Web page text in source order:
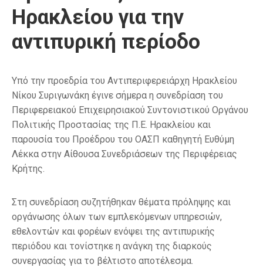
Ηρακλείου για την
αντιπυρική περίοδο
Υπό την προεδρία του Αντιπεριφερειάρχη Ηρακλείου
Νίκου Συριγωνάκη έγινε σήμερα η συνεδρίαση του
Περιφερειακού Επιχειρησιακού Συντονιστικού Οργάνου
Πολιτικής Προστασίας της Π.Ε. Ηρακλείου και
παρουσία του Προέδρου του ΟΑΣΠ καθηγητή Ευθύμη
Λέκκα στην Αίθουσα Συνεδριάσεων της Περιφέρειας
Κρήτης.
Στη συνεδρίαση συζητήθηκαν θέματα πρόληψης και
οργάνωσης όλων των εμπλεκόμενων υπηρεσιών,
εθελοντών και φορέων ενόψει της αντιπυρικής
περιόδου και τονίστηκε η ανάγκη της διαρκούς
συνεργασίας για το βέλτιστο αποτέλεσμα.